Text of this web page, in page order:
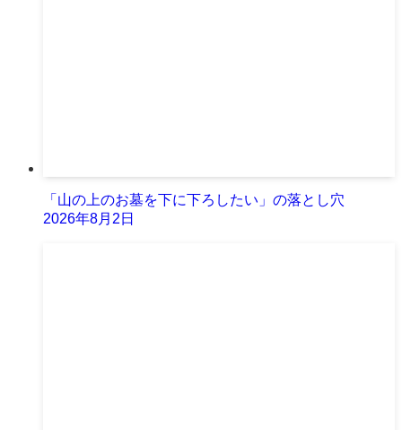
「山の上のお墓を下に下ろしたい」の落とし穴
2026年8月2日